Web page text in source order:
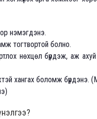
нэмэгдэнэ.
тогтвортой болно.
нөхцөл бүрдэж, аж
хангах боломж бүрдэнэ.